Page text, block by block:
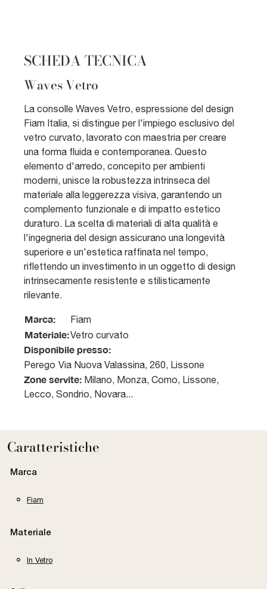
SCHEDA TECNICA
Waves Vetro
La consolle Waves Vetro, espressione del design
Fiam Italia, si distingue per l'impiego esclusivo del
vetro curvato, lavorato con maestria per creare
una forma fluida e contemporanea. Questo
elemento d'arredo, concepito per ambienti
moderni, unisce la robustezza intrinseca del
materiale alla leggerezza visiva, garantendo un
complemento funzionale e di impatto estetico
duraturo. La scelta di materiali di alta qualità e
l'ingegneria del design assicurano una longevità
superiore e un'estetica raffinata nel tempo,
riflettendo un investimento in un oggetto di design
intrinsecamente resistente e stilisticamente
rilevante.
Marca: Fiam
Materiale:Vetro curvato
Disponibile presso:
Perego Via Nuova Valassina, 260, Lissone
Zone servite: Milano, Monza, Como, Lissone,
Lecco, Sondrio, Novara...
Caratteristiche
Marca
Fiam
Materiale
In Vetro